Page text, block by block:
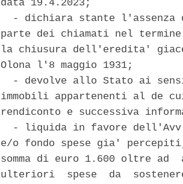
data 19.4.2023;
- dichiara stante l'assenza
parte dei chiamati nel
la chiusura dell'eredita'
Olona l'8 maggio 1931;
- devolve allo Stato ai
immobili appartenenti al de
rendiconto e successiva
- liquida in favore
e/o fondo spese gia'
somma di euro 1.600 oltre
ulteriori  spese  da